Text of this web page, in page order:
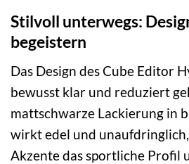
Stilvoll unterwegs:
begeistern
Das Design des Cube Editor
bewusst klar und reduziert
mattschwarze Lackierung in
wirkt edel und
Akzente das sportliche Profil